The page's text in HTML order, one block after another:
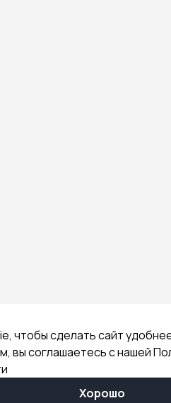
чтобы сделать сайт
вы соглашаетесь с нашей
Хорошо